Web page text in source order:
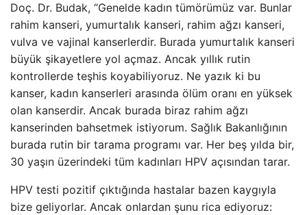
Doç. Dr. Budak, “Genelde kadın tümörümüz var. Bunlar
rahim kanseri, yumurtalık kanseri, rahim ağzı kanseri,
vulva ve vajinal kanserlerdir. Burada yumurtalık kanseri
büyük şikayetlere yol açmaz. Ancak yıllık rutin
kontrollerde teşhis koyabiliyoruz. Ne yazık ki bu
kanser, kadın kanserleri arasında ölüm oranı en yüksek
olan kanserdir. Ancak burada biraz rahim ağzı
kanserinden bahsetmek istiyorum. Sağlık Bakanlığının
burada rutin bir tarama programı var. Her beş yılda bir,
30 yaşın üzerindeki tüm kadınları HPV açısından tarar.
HPV testi pozitif çıktığında hastalar bazen kaygıyla
bize geliyorlar. Ancak onlardan şunu rica ediyoruz: